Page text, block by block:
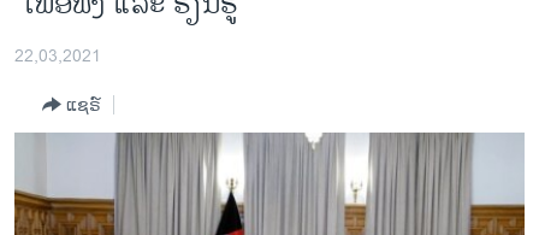
ຊອກ
ອິດສະຫຼະພາບດ້ານການຂ່າວ
ຊີວິດຊາວລາວ
22,03,2021
ແຊຣ໌